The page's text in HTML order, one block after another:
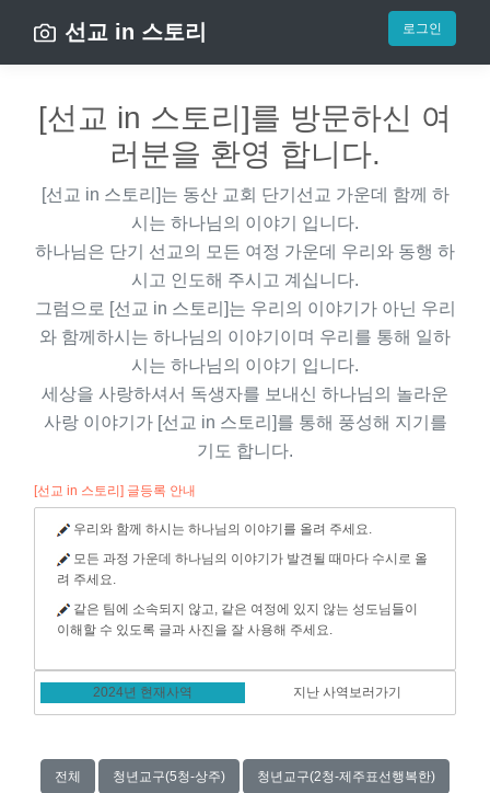
선교 in 스토리 로그인
[선교 in 스토리]를 방문하신 여
러분을 환영 합니다.
[선교 in 스토리]는 동산 교회 단기선교 가운데 함께 하
시는 하나님의 이야기 입니다.
하나님은 단기 선교의 모든 여정 가운데 우리와 동행 하
시고 인도해 주시고 계십니다.
그럼으로 [선교 in 스토리]는 우리의 이야기가 아닌 우리
와 함께하시는 하나님의 이야기이며 우리를 통해 일하
시는 하나님의 이야기 입니다.
세상을 사랑하셔서 독생자를 보내신 하나님의 놀라운
사랑 이야기가 [선교 in 스토리]를 통해 풍성해 지기를
기도 합니다.
[선교 in 스토리] 글등록 안내
우리와 함께 하시는 하나님의 이야기를 올려 주세요.
모든 과정 가운데 하나님의 이야기가 발견될 때마다 수시로 올
려 주세요.
같은 팀에 소속되지 않고, 같은 여정에 있지 않는 성도님들이
이해할 수 있도록 글과 사진을 잘 사용해 주세요.
2024년 현재사역 지난 사역보러가기
전체 청년교구(5청-상주) 청년교구(2청-제주표선행복한)